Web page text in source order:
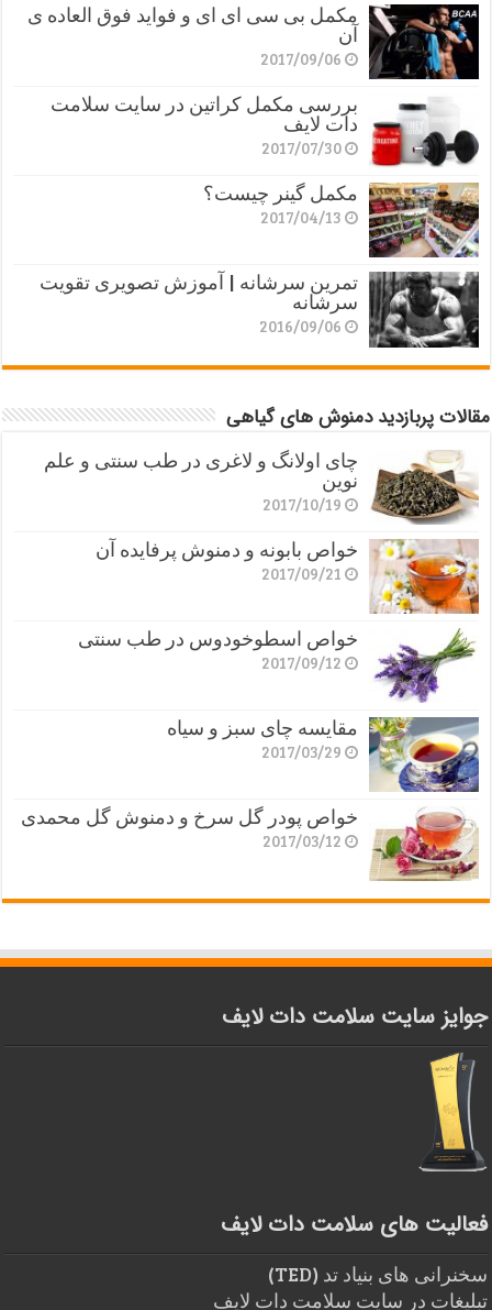
مکمل بی سی ای ای و فواید فوق العاده ی
آن
2017/09/06
بررسی مکمل کراتین در سایت سلامت
دات لایف
2017/07/30
مکمل گینر چیست؟
2017/04/13
تمرین سرشانه | آموزش تصویری تقویت
سرشانه
2016/09/06
مقالات پربازدید دمنوش های گیاهی
چای اولانگ و لاغری در طب سنتی و علم
نوین
2017/10/19
خواص بابونه و دمنوش پرفایده آن
2017/09/21
خواص اسطوخودوس در طب سنتی
2017/09/12
مقایسه چای سبز و سیاه
2017/03/29
خواص پودر گل سرخ و دمنوش گل محمدی
2017/03/12
جوایز سایت سلامت دات لایف
فعالیت های سلامت دات لایف
سخنرانی های بنیاد تد (TED)
تبلیغات در سایت سلامت دات لایف